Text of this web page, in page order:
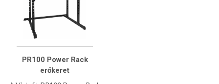
PR100 Power Rack
erőkeret